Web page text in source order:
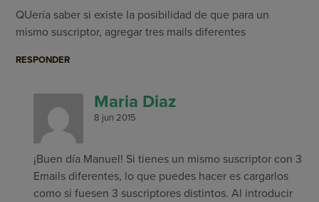
QUería saber si existe la posibilidad de que para un
mismo suscriptor, agregar tres mails diferentes
RESPONDER
Maria Diaz
8 jun 2015
¡Buen día Manuel! Si tienes un mismo suscriptor con 3
Emails diferentes, lo que puedes hacer es cargarlos
como si fuesen 3 suscriptores distintos. Al introducir